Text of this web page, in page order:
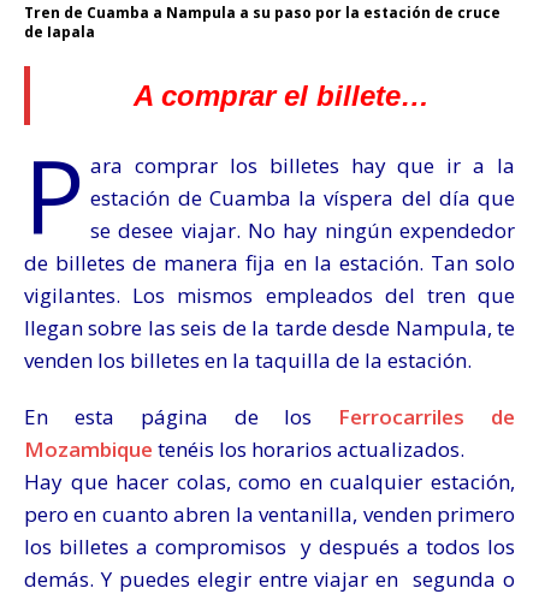
Tren de Cuamba a Nampula a su paso por la estación de cruce
de Iapala
A comprar el billete…
P ara comprar los billetes hay que ir a la
estación de Cuamba la víspera del día que
se desee viajar. No hay ningún expendedor
de billetes de manera fija en la estación. Tan solo
vigilantes. Los mismos empleados del tren que
llegan sobre las seis de la tarde desde Nampula, te
venden los billetes en la taquilla de la estación.
En esta página de los Ferrocarriles de
Mozambique tenéis los horarios actualizados.
Hay que hacer colas, como en cualquier estación,
pero en cuanto abren la ventanilla, venden primero
los billetes a compromisos y después a todos los
demás. Y puedes elegir entre viajar en segunda o